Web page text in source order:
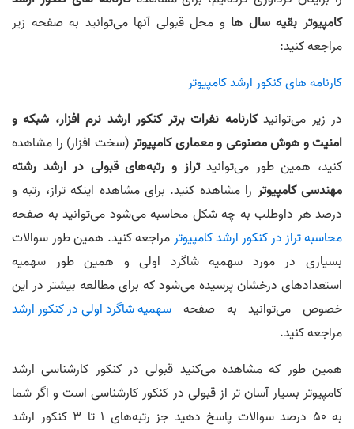
کامپیوتر بقیه سال ها و محل قبولی آنها می‌توانید به صفحه زیر
مراجعه کنید:
کارنامه های کنکور ارشد کامپیوتر
در زیر می‌توانیدکارنامه نفرات برتر کنکور ارشد نرم افزار، شبکه و
امنیت و هوش مصنوعی و معماری کامپیوتر(سخت افزار) را مشاهده
کنید، همین طور می‌توانیدتراز و رتبه‌های قبولی در ارشد رشته
مهندسی کامپیوتر را مشاهده کنید. برای مشاهده اینکه تراز، رتبه و
درصد هر داوطلب به چه شکل محاسبه می‌شود می‌توانید به صفحه
محاسبه تراز در کنکور ارشد کامپیوترمراجعه کنید. همین طور سوالات
بسیاری در مورد سهمیه شاگرد اولی و همین طور سهمیه
استعداد‌های درخشان پرسیده می‌شود که برای مطالعه بیشتر در این
خصوص می‌توانید به صفحه سهمیه شاگرد اولی در کنکور ارشد
مراجعه کنید.
همین طور که مشاهده می‌کنید قبولی در کنکور کارشناسی ارشد
کامپیوتر بسیار آسان تر از قبولی در کنکور کارشناسی است و اگر شما
به 50 درصد سوالات پاسخ دهید جز رتبه‌های 1 تا 3 کنکور ارشد